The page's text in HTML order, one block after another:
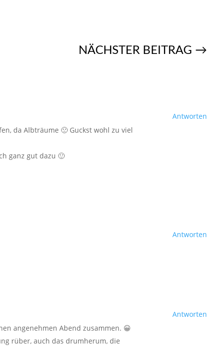
NÄCHSTER BEITRAG →
da Albträume 🙁 Guckst wohl zu viel
ganz gut dazu 🙂
Antworten
Antworten
angenehmen Abend zusammen. 😀
rüber, auch das drumherum, die
Antworten